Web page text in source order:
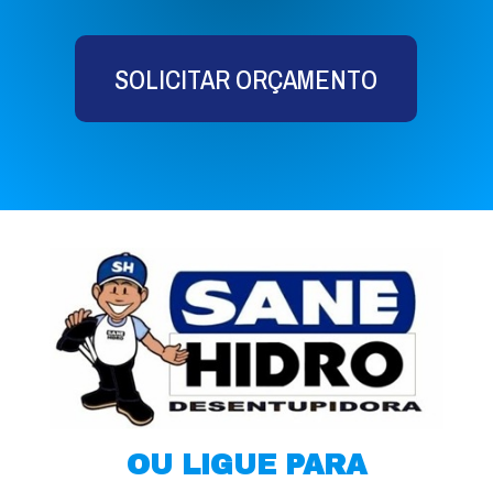
SOLICITAR ORÇAMENTO
OU LIGUE PARA